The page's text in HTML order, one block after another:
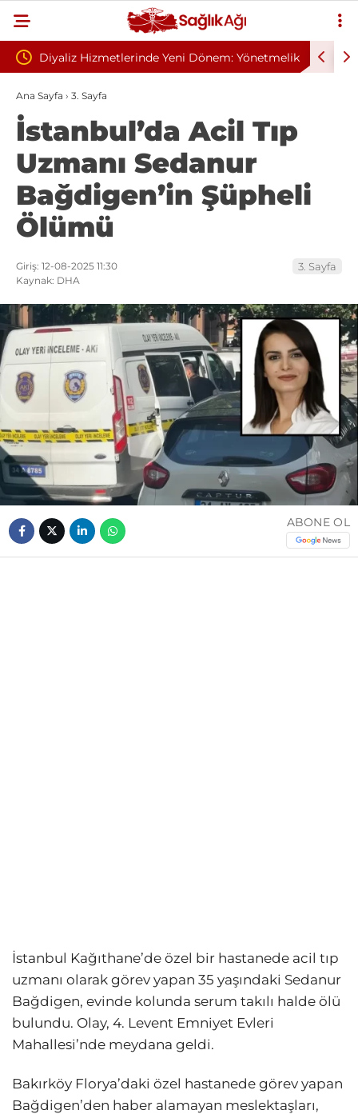
Dönem: Yönetmelik Sivilce Sandı, Cilt Kanseri Çıktı:
Ana Sayfa › 3. Sayfa
İstanbul’da Acil Tıp
Uzmanı Sedanur
Bağdigen’in Şüpheli
Ölümü
Giriş: 12-08-2025 11:30
Kaynak: DHA
3. Sayfa
ABONE OL
İstanbul Kağıthane’de özel bir hastanede acil tıp
uzmanı olarak görev yapan 35 yaşındaki Sedanur
Bağdigen, evinde kolunda serum takılı halde ölü
bulundu. Olay, 4. Levent Emniyet Evleri
Mahallesi’nde meydana geldi.
Bakırköy Florya’daki özel hastanede görev yapan
Bağdigen’den haber alamayan meslektaşları,